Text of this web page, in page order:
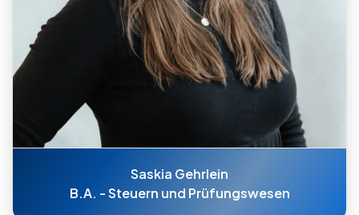
Saskia Gehrlein
B.A. - Steuern und Prüfungswesen